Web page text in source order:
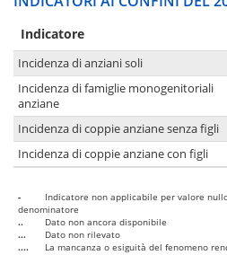
Indicatore
Incidenza di anziani soli
Incidenza di famiglie monogenitoriali
anziane
Incidenza di coppie anziane senza figli
Incidenza di coppie anziane con figli
-
Indicatore non applicabile per valore
denominatore
..
Dato non ancora disponibile
...
Dato non rilevato
....
La mancanza o esiguità del fenomeno